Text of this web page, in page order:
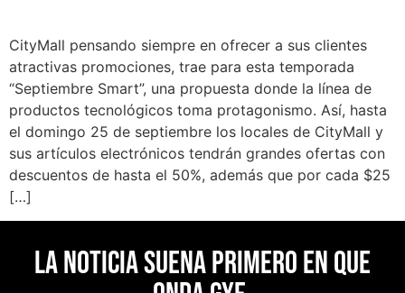
CityMall pensando siempre en ofrecer a sus clientes
atractivas promociones, trae para esta temporada
“Septiembre Smart”, una propuesta donde la línea de
productos tecnológicos toma protagonismo. Así, hasta
el domingo 25 de septiembre los locales de CityMall y
sus artículos electrónicos tendrán grandes ofertas con
descuentos de hasta el 50%, además que por cada $25
[…]
La noticia suena primero en Que